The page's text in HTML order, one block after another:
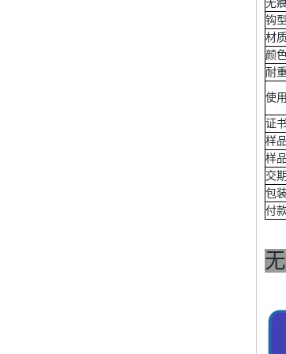
无
钩型
材
颜
耐
使
证
样
样
交期
包
付